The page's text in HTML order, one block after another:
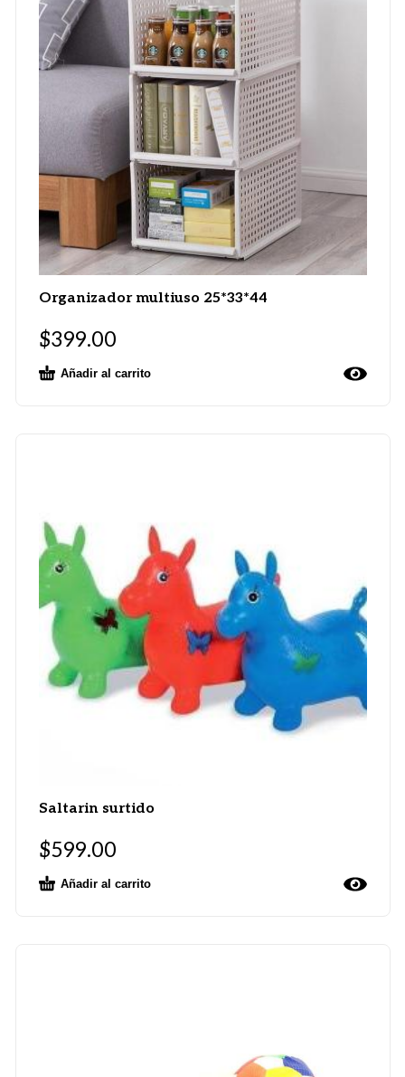
Organizador multiuso 25*33*44
$399.00
Añadir al carrito
Saltarin surtido
$599.00
Añadir al carrito